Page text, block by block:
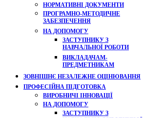
НОРМАТИВНІ ДОКУМЕНТИ
ПРОГРАМНО-МЕТОДИЧНЕ
ЗАБЕЗПЕЧЕННЯ
НА ДОПОМОГУ
ЗАСТУПНИКУ З
НАВЧАЛЬНОЇ РОБОТИ
ВИКЛАДАЧАМ-
ПРЕДМЕТНИКАМ
ЗОВНІШНЄ НЕЗАЛЕЖНЕ ОЦІНЮВАННЯ
ПРОФЕСІЙНА ПІДГОТОВКА
ВИРОБНИЧІ ІННОВАЦІЇ
НА ДОПОМОГУ
ЗАСТУПНИКУ З